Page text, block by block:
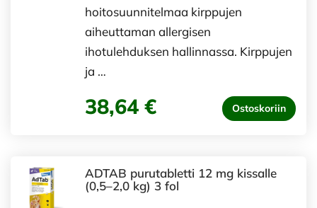
hoitosuunnitelmaa kirppujen
aiheuttaman allergisen
ihotulehduksen hallinnassa. Kirppujen
ja …
38,64 € Ostoskoriin
ADTAB purutabletti 12 mg kissalle
(0,5–2,0 kg) 3 fol